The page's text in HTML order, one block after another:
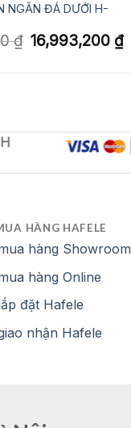
NGĂN ĐÁ DƯỚI H-
₫ Giá
gốc
16,993,200 ₫
HÀNG HAFELE
hàng
hàng Online
đặt Hafele
nhận Hafele